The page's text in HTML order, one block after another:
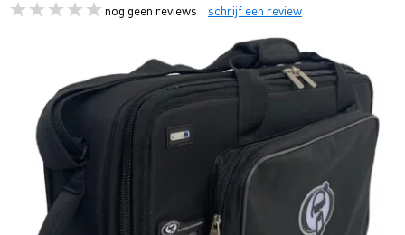
nog geen reviews schrijf een review